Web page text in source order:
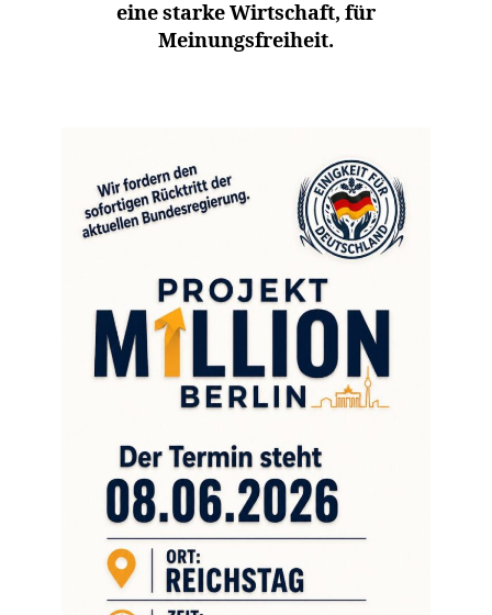
eine starke Wirtschaft, für
Meinungsfreiheit.